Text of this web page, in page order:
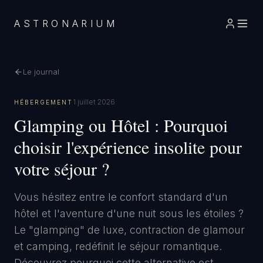
ASTRONARIUM
Le journal
HÉBERGEMENT 1 juillet 2026
Glamping ou Hôtel : Pourquoi
choisir l'expérience insolite pour
votre séjour ?
​Vous hésitez entre le confort standard d'un
hôtel et l'aventure d'une nuit sous les étoiles ?
Le "glamping" de luxe, contraction de glamour
et camping, redéfinit le séjour romantique.